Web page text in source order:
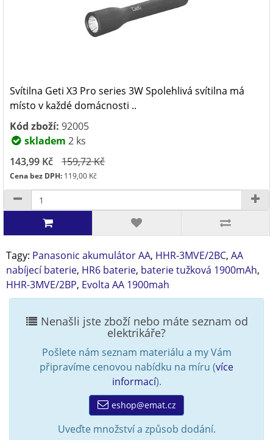
Svítilna Geti X3 Pro series 3W Spolehlivá svítilna má
místo v každé domácnosti ..
Kód zboží: 92005
skladem 2 ks
143,99 Kč
159,72 Kč
Cena bez DPH: 119,00 Kč
Tagy: Panasonic akumulátor AA, HHR-3MVE/2BC, AA
nabíjecí baterie, HR6 baterie, baterie tužková 1900mAh,
HHR-3MVE/2BP, Evolta AA 1900mah
Nenašli jste zboží nebo máte seznam od
elektrikáře?
Pošlete nám seznam materiálu a my Vám
připravíme cenovou nabídku na míru (více
informací).
eshop@emat.cz
Uveďte množství a způsob dodání.